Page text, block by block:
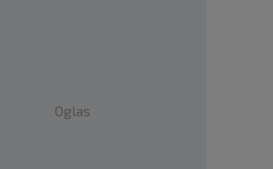
Oglas